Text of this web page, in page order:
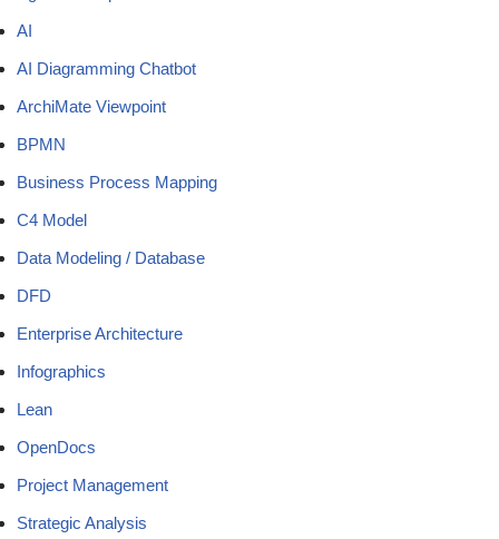
AI
AI Diagramming Chatbot
ArchiMate Viewpoint
BPMN
Business Process Mapping
C4 Model
Data Modeling / Database
DFD
Enterprise Architecture
Infographics
Lean
OpenDocs
Project Management
Strategic Analysis